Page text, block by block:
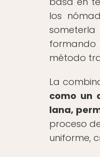
los
formando
método
La
como un
lana,
proceso
uniforme,